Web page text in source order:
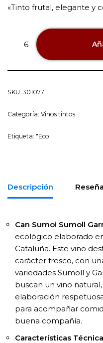
«Tinto frutal, elegante y
SKU: 301077
Categoría: Vinos tintos
Etiqueta: "Eco"
Descripción
Can Sumoi Sumoll
ecológico elaborado
Cataluña. Este vino
carácter fresco, con
variedades Sumoll y
buscan un vino
elaboración
para acompañar
buena compañía.
Características